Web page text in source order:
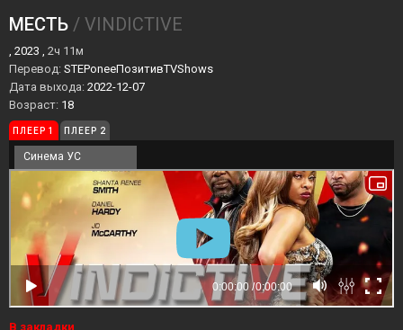
МЕСТЬ / VINDICTIVE
, 2023 , 2ч 11м
Перевод: STEPoneeПозитивTVShows
Дата выхода: 2022-12-07
Возраст: 18
ПЛЕЕР 1 ПЛЕЕР 2
Синема УС
В закладки